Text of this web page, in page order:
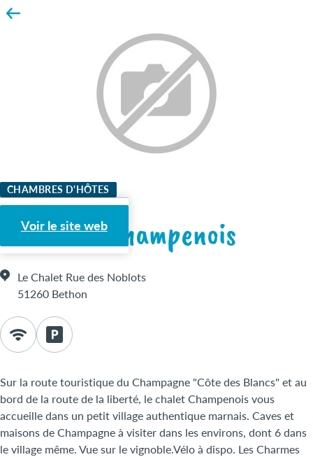
CHAMBRES D'HÔTES
Voir le site web
Le Chalet Champenois
Le Chalet Rue des Noblots
51260 Bethon
Sur la route touristique du Champagne "Côte des Blancs" et au
bord de la route de la liberté, le chalet Champenois vous
accueille dans un petit village authentique marnais. Caves et
maisons de Champagne à visiter dans les environs, dont 6 dans
le village même. Vue sur le vignoble.Vélo à dispo. Les Charmes